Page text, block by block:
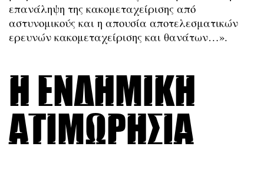
επανάληψη της κακομεταχείρισης από
αστυνομικούς και η απουσία αποτελεσματικών
ερευνών κακομεταχείρισης και θανάτων…».
Η ενδημική
ατιμωρησία